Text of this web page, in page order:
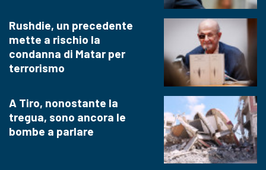
Rushdie, un precedente
mette a rischio la
condanna di Matar per
terrorismo
A Tiro, nonostante la
tregua, sono ancora le
bombe a parlare